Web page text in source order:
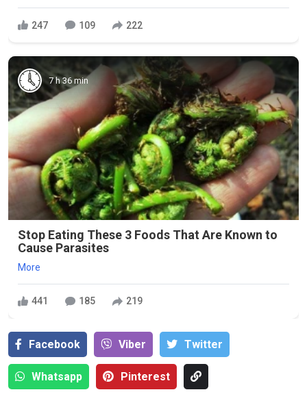
247 109 222
7 h 36 min
Stop Eating These 3 Foods That Are Known to
Cause Parasites
More
441 185 219
Facebook Viber Тwitter
Whatsapp Pinterest